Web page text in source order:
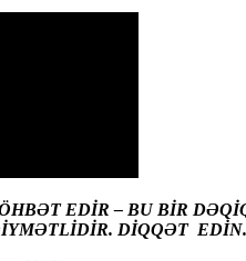
EDİR – BU BİR
DİQQƏT